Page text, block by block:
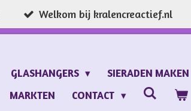
Welkom bij kralencreactief.nl
GLASHANGERS SIERADEN MAKEN
MARKTEN CONTACT